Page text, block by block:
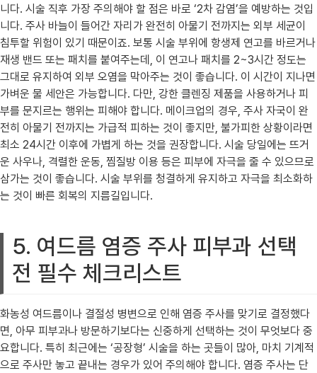
니다. 시술 직후 가장 주의해야 할 점은 바로 ‘2차 감염’을 예방하는 것입
니다. 주사 바늘이 들어간 자리가 완전히 아물기 전까지는 외부 세균이
침투할 위험이 있기 때문이죠. 보통 시술 부위에 항생제 연고를 바르거나
재생 밴드 또는 패치를 붙여주는데, 이 연고나 패치를 2~3시간 정도는
그대로 유지하여 외부 오염을 막아주는 것이 좋습니다. 이 시간이 지나면
가벼운 물 세안은 가능합니다. 다만, 강한 클렌징 제품을 사용하거나 피
부를 문지르는 행위는 피해야 합니다. 메이크업의 경우, 주사 자국이 완
전히 아물기 전까지는 가급적 피하는 것이 좋지만, 불가피한 상황이라면
최소 24시간 이후에 가볍게 하는 것을 권장합니다. 시술 당일에는 뜨거
운 사우나, 격렬한 운동, 찜질방 이용 등은 피부에 자극을 줄 수 있으므로
삼가는 것이 좋습니다. 시술 부위를 청결하게 유지하고 자극을 최소화하
는 것이 빠른 회복의 지름길입니다.
5. 여드름 염증 주사 피부과 선택
전 필수 체크리스트
화농성 여드름이나 결절성 병변으로 인해 염증 주사를 맞기로 결정했다
면, 아무 피부과나 방문하기보다는 신중하게 선택하는 것이 무엇보다 중
요합니다. 특히 최근에는 ‘공장형’ 시술을 하는 곳들이 많아, 마치 기계적
으로 주사만 놓고 끝내는 경우가 있어 주의해야 합니다. 염증 주사는 단